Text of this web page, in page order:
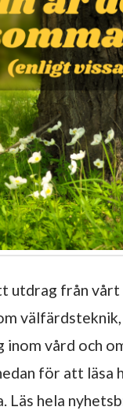
utdrag från vårt
välfärdsteknik,
inom vård och
för att läsa
Läs hela